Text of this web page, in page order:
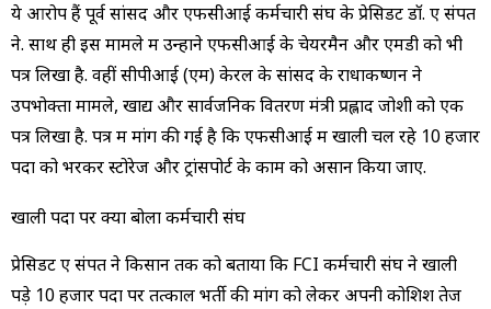
ये आरोप हैं पूर्व सांसद और एफसीआई कर्मचारी संघ के प्रेसिडेंट डॉ. ए संपत
ने. साथ ही इस मामले में उन्होंने एफसीआई के चेयरमैन और एमडी को भी
पत्र लिखा है. वहीं सीपीआई (एम) केरल के सांसद के राधाकष्णन ने
उपभोक्ता मामले, खाद्य और सार्वजनिक वितरण मंत्री प्रह्लाद जोशी को एक
पत्र लिखा है. पत्र में मांग की गई है कि एफसीआई में खाली चल रहे 10 हजार
पदों को भरकर स्टोरेज और ट्रांसपोर्ट के काम को असान किया जाए.
खाली पदों पर क्या बोला कर्मचारी संघ
प्रेसिडेंट ए संपत ने किसान तक को बताया कि FCI कर्मचारी संघ ने खाली
पड़े 10 हजार पदों पर तत्काल भर्ती की मांग को लेकर अपनी कोशि‍शें तेज